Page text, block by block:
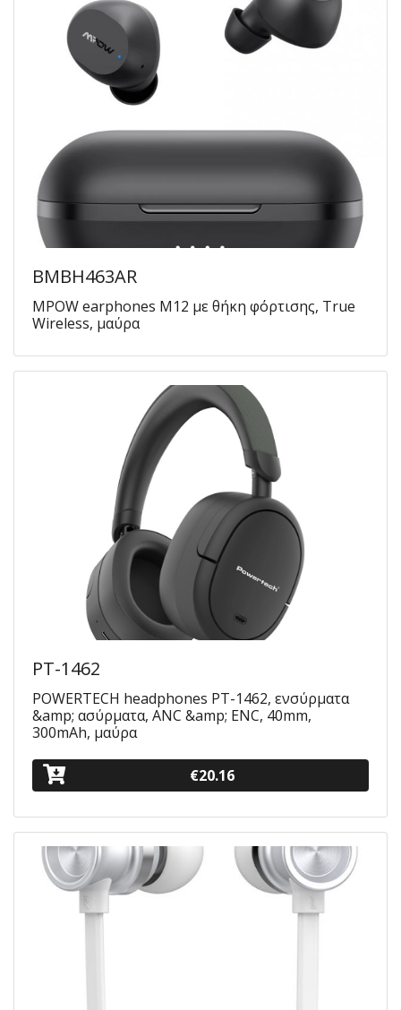
BMBH463AR
MPOW earphones M12 με θήκη φόρτισης, True
Wireless, μαύρα
PT-1462
POWERTECH headphones PT-1462, ενσύρματα
&amp; ασύρματα, ANC &amp; ENC, 40mm,
300mAh, μαύρα
€20.16